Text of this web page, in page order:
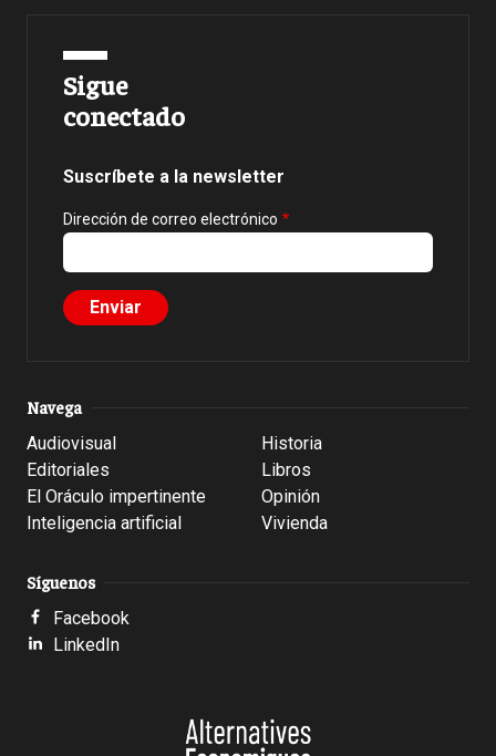
Sigue
conectado
Suscríbete a la newsletter
Dirección de correo electrónico
Navega
Audiovisual
Editoriales
El Oráculo impertinente
Inteligencia artificial
Historia
Libros
Opinión
Vivienda
Síguenos
Facebook
LinkedIn